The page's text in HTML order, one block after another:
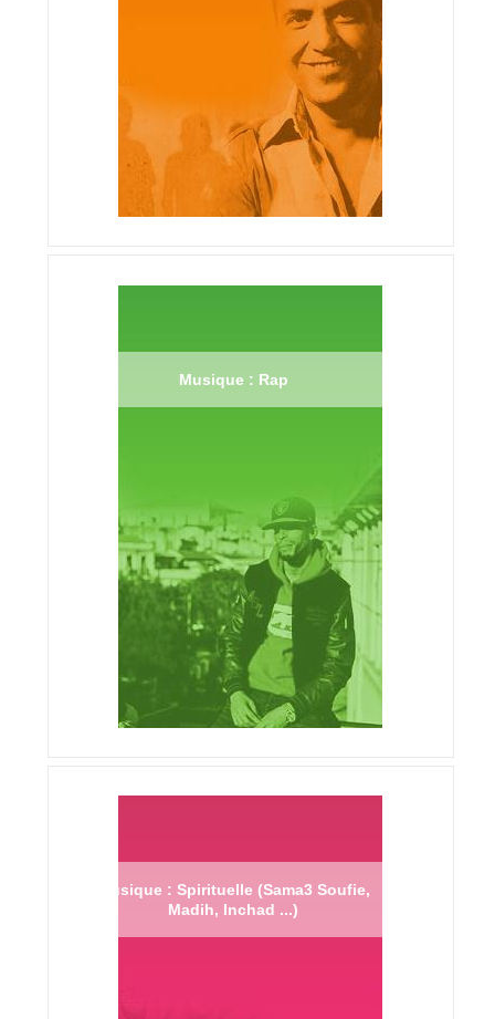
Musique : Rap
Musique : Spirituelle (Sama3 Soufie,
Madih, Inchad ...)